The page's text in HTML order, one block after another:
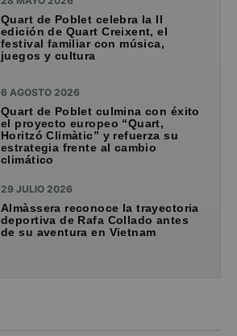
Quart de Poblet celebra la II
edición de Quart Creixent, el
festival familiar con música,
juegos y cultura
6 AGOSTO 2026
Quart de Poblet culmina con éxito
el proyecto europeo “Quart,
Horitzó Climàtic” y refuerza su
estrategia frente al cambio
climático
29 JULIO 2026
Almàssera reconoce la trayectoria
deportiva de Rafa Collado antes
de su aventura en Vietnam